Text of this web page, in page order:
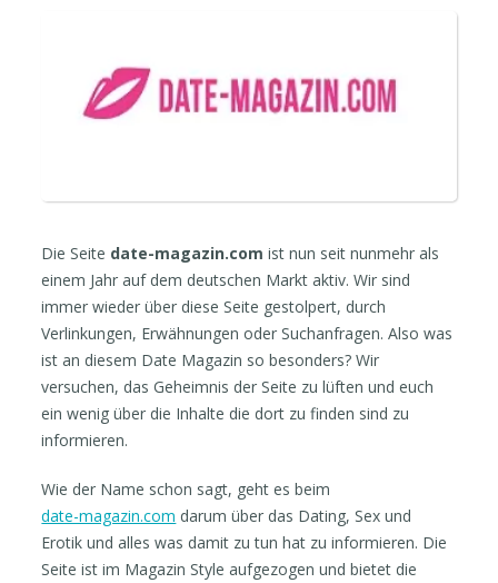
Die Seite date-magazin.com ist nun seit nunmehr als
einem Jahr auf dem deutschen Markt aktiv. Wir sind
immer wieder über diese Seite gestolpert, durch
Verlinkungen, Erwähnungen oder Suchanfragen. Also was
ist an diesem Date Magazin so besonders? Wir
versuchen, das Geheimnis der Seite zu lüften und euch
ein wenig über die Inhalte die dort zu finden sind zu
informieren.
Wie der Name schon sagt, geht es beim
date-magazin.com darum über das Dating, Sex und
Erotik und alles was damit zu tun hat zu informieren. Die
Seite ist im Magazin Style aufgezogen und bietet die